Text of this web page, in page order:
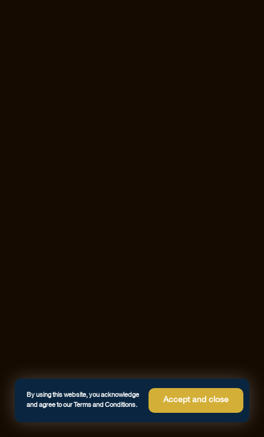
By using this website, you acknowledge
and agree to our Terms and Conditions.
Accept and close